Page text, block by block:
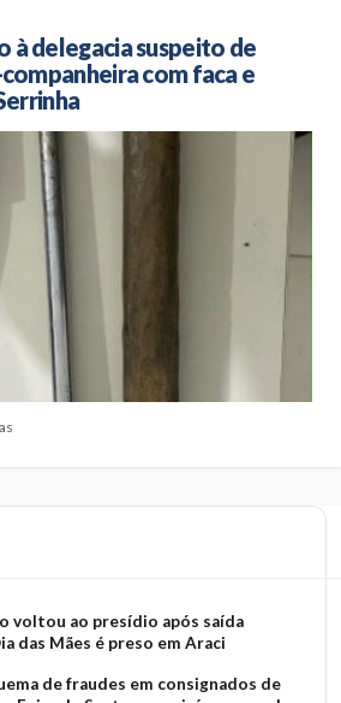
à delegacia suspeito de
com faca e
voltou ao presídio após saída
das Mães é preso em Araci
de fraudes em consignados de